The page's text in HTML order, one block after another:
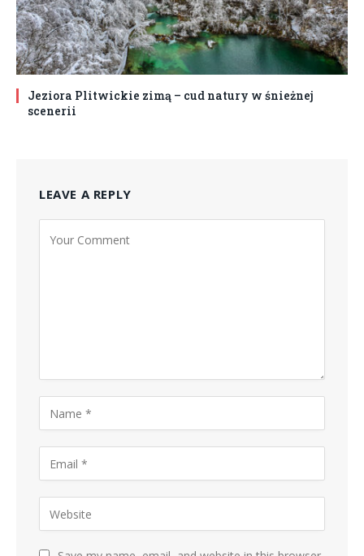
Jeziora Plitwickie zimą – cud natury w śnieżnej
scenerii
LEAVE A REPLY